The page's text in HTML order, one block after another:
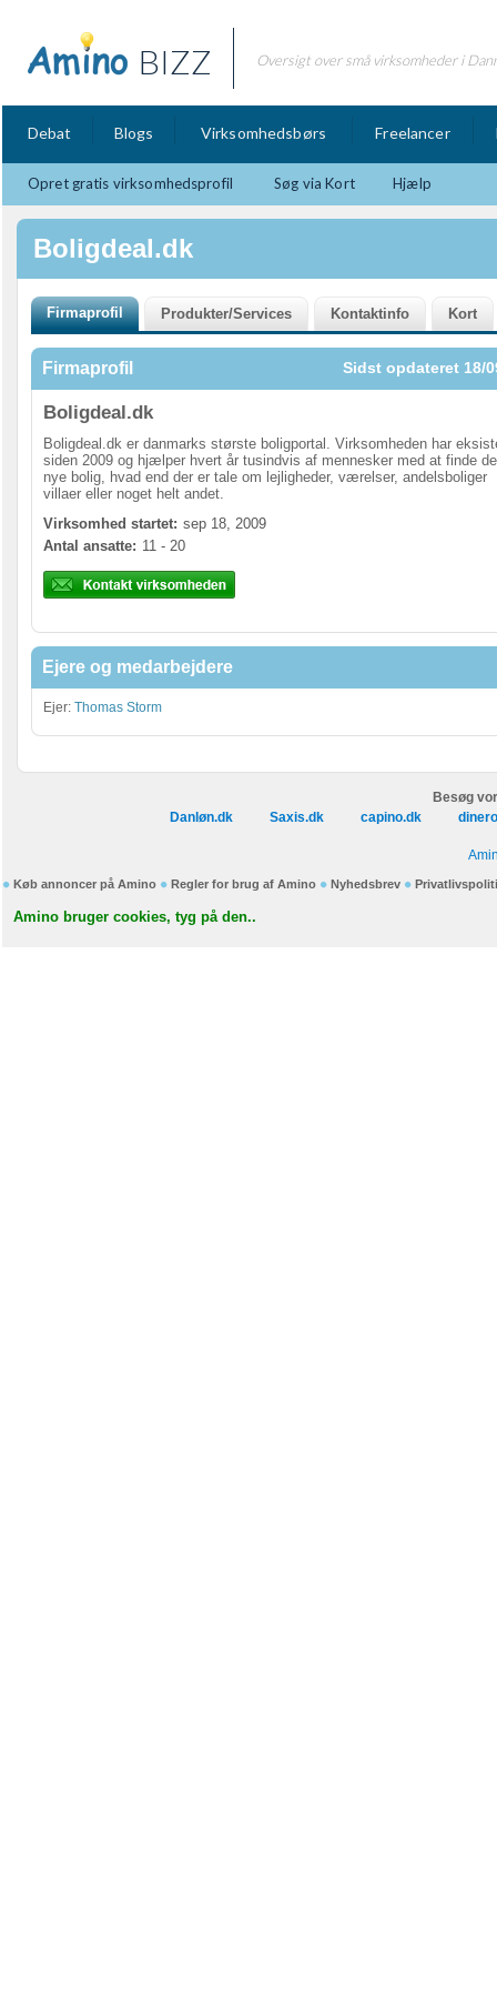
BIZZ Oversigt over små virksomheder i
Debat Blogs Virksomhedsbørs Freelancer
Opret gratis virksomhedsprofil Søg via Kort Hjælp
Boligdeal.dk
Firmaprofil Sidst opdateret 18/
Boligdeal.dk
Boligdeal.dk er danmarks største boligportal. Virksomheden har
siden 2009 og hjælper hvert år tusindvis af mennesker med at finde
nye bolig, hvad end der er tale om lejligheder, værelser, andelsboliger
villaer eller noget helt andet.
Virksomhed startet: sep 18, 2009
Antal ansatte: 11 - 20
Ejere og medarbejdere
Ejer: Thomas Storm
Besøg
Danløn.dk
Saxis.dk capino.dk
Køb annoncer på Amino Regler for brug af Amino Nyhedsbrev
Amino bruger cookies, tyg på den..